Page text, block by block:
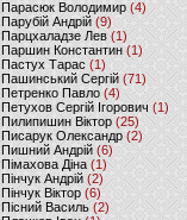
Парасюк Володимир(4)
Парубій Андрій (9)
Парцхаладзе Лев (1)
Паршин Константин(1)
Пастух Тарас (1)
Пашинський Сергій (71)
Петренко Павло (4)
Петухов Сергій Ігорович (1)
Пилипишин Віктор(25)
Писарук Олександр(2)
Пишний Андрій (6)
Пімахова Діна(1)
Пінчук Андрій(2)
Пінчук Віктор (6)
Пісний Василь (2)